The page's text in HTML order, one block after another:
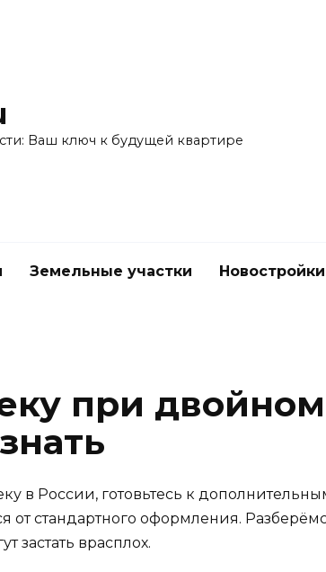
Ваш ключ к будущей квартире
Земельные участки Новостройки
при
в России, готовьтесь к
стандартного оформления.
застать врасплох.